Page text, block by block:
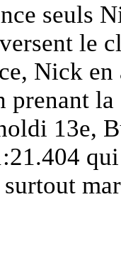
seuls
le
Nick
prenant
13e,
surtout